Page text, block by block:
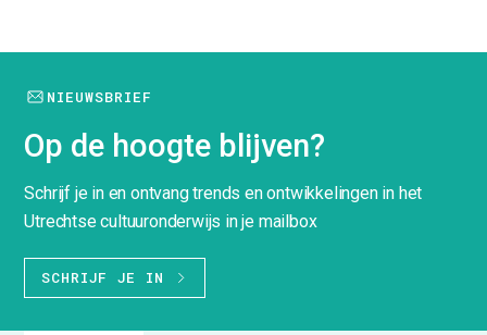
NIEUWSBRIEF
Op de hoogte blijven?
Schrijf je in en ontvang trends en ontwikkelingen in het
Utrechtse cultuuronderwijs in je mailbox
SCHRIJF JE IN